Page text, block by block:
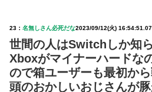
23： 名無しさん必死だな2023/09/12(火)
世間の人はSwitchしか知
Xboxがマイナーハードな
ので箱ユーザーも最初か
頭のおかしいおじさんが